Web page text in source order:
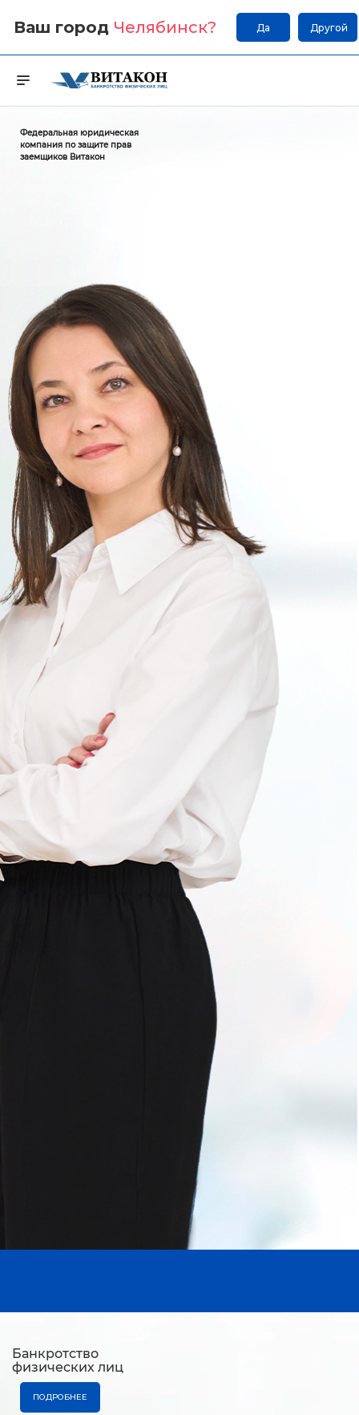
Ваш город Челябинск? Да Другой
Федеральная юридическая
компания по защите прав
заемщиков Витакон
Банкротство
физических лиц
ПОДРОБНЕЕ